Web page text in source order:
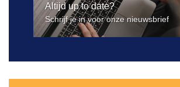
Altijd up to date?
Schrijf je in voor onze nieuwsbrief